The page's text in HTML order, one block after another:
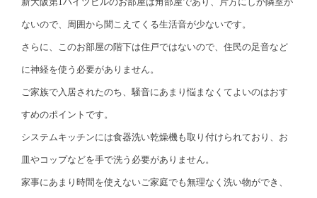
ないので、周囲から聞こえてくる生活音が少ないです。
さらに、このお部屋の階下は住戸ではないので、住民の足音など
に神経を使う必要がありません。
ご家族で入居されたのち、騒音にあまり悩まなくてよいのはおす
すめのポイントです。
システムキッチンには食器洗い乾燥機も取り付けられており、お
皿やコップなどを手で洗う必要がありません。
家事にあまり時間を使えないご家庭でも無理なく洗い物ができ、